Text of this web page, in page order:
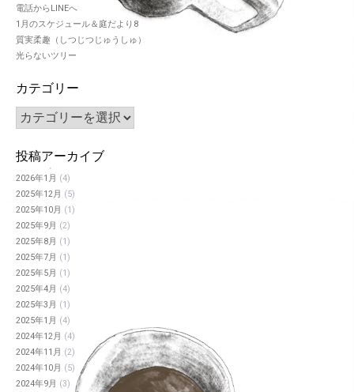
電話からLINEへ
1月のスケジュール＆庭だより8
質実柔趣（しつじつじゅうしゅ）
光らないツリー
カテゴリー
投稿アーカイブ
2026年1月 (4)
2025年12月 (5)
2025年10月 (1)
2025年9月 (2)
2025年8月 (1)
2025年7月 (1)
2025年5月 (1)
2025年4月 (4)
2025年3月 (1)
2025年1月 (4)
2024年12月 (4)
2024年11月 (2)
2024年10月 (5)
2024年9月 (3)